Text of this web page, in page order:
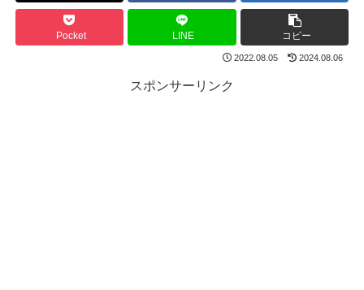
Pocket LINE コピー
2022.08.05 2024.08.06
スポンサーリンク